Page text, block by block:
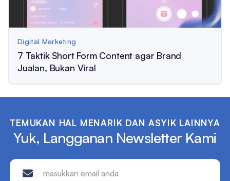
Digital Marketing
7 Taktik Short Form Content agar Brand
Jualan, Bukan Viral
TEMUKAN HAL MENARIK DAN ASYIK LAINNYA
Yuk, Langganan Newsletter Kami